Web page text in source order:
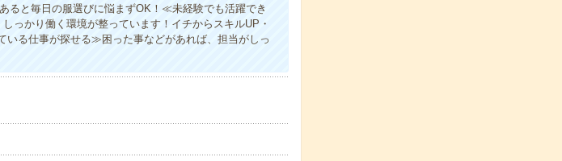
ると毎日の服選びに悩まずOK！≪未経験でも活躍でき
っかり働く環境が整っています！イチからスキルUP・
る仕事が探せる≫困った事などがあれば、担当がしっ